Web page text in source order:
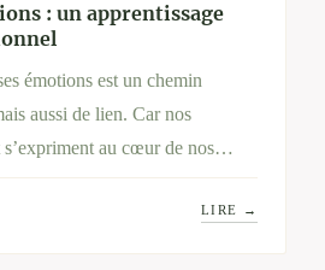
: un apprentissage
émotions est un chemin
aussi de lien. Car nos
s’expriment au cœur de nos
fratrie, famille recomposée…
double mouvement – personnel
retrouver équilibre et
LIRE →